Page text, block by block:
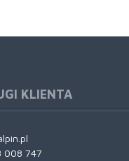
KLIENTA
008 747